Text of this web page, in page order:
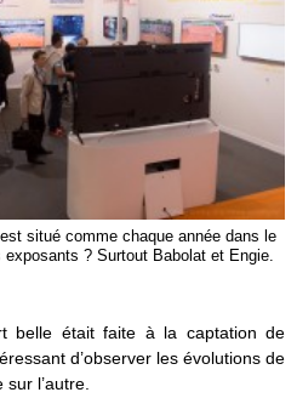
situé comme chaque année dans le
? Surtout Babolat et Engie.
belle était faite à la captation de
d’observer les évolutions de
l’autre.